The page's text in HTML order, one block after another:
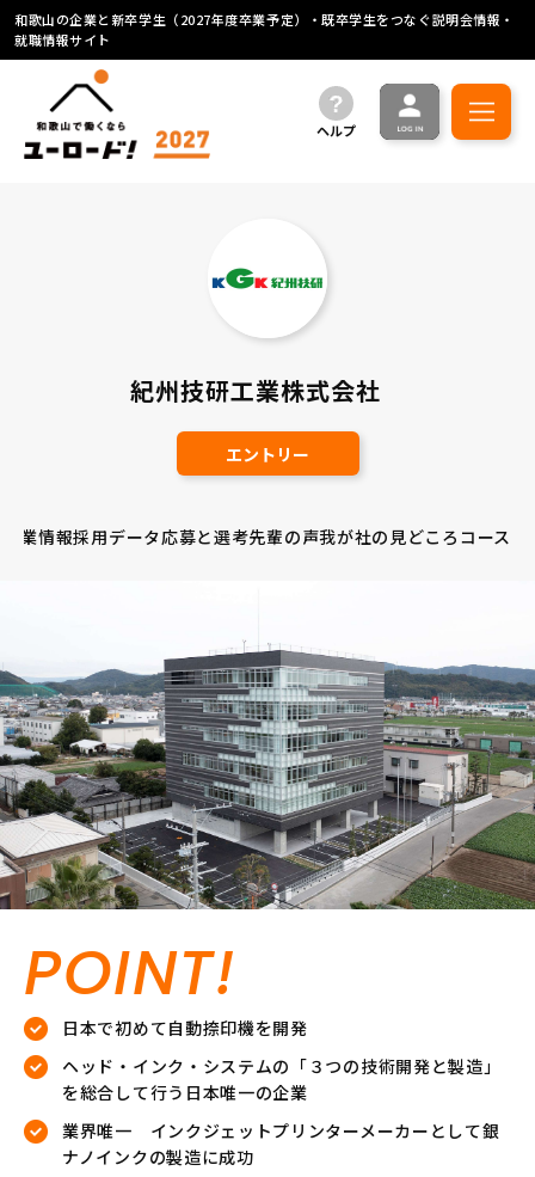
和歌山の企業と新卒学生（2027年度卒業予定）・既卒学生をつなぐ説明会情報・
就職情報サイト
ヘルプ
紀州技研工業株式会社
エントリー
企業情報採用データ応募と選考先輩の声我が社の見どころ コース
POINT!
日本で初めて自動捺印機を開発
ヘッド・インク・システムの「３つの技術開発と製造」
を総合して行う日本唯一の企業
業界唯一 インクジェットプリンターメーカーとして銀
ナノインクの製造に成功